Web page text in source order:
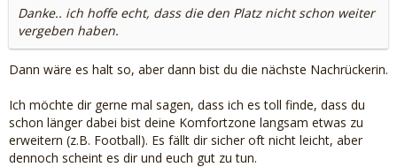
Danke.. ich hoffe echt, dass die den Platz nicht schon weiter
vergeben haben.
Dann wäre es halt so, aber dann bist du die nächste Nachrückerin.
Ich möchte dir gerne mal sagen, dass ich es toll finde, dass du
schon länger dabei bist deine Komfortzone langsam etwas zu
erweitern (z.B. Football). Es fällt dir sicher oft nicht leicht, aber
dennoch scheint es dir und euch gut zu tun.